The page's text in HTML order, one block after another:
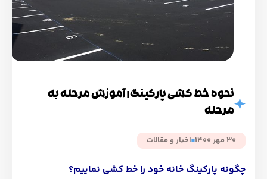
نحوه خط کشی پارکینگ | آموزش مرحله به
مرحله
30 مهر 1400 اخبار و مقالات
چگونه پارکینگ خانه خود را خط کشی نماییم؟